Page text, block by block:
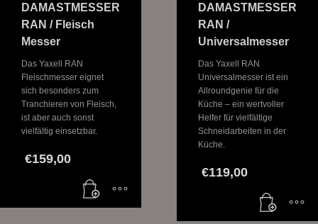
DAMASTMESSER
RAN / Fleisch
Messer
Das Yaxell RAN
Fleischmesser eignet
sich besonders zum
Tranchieren von Fleisch,
ist aber auch sonst
vielfältig einsetzbar.
€159,00
DAMASTMESSER
RAN /
Universalmesser
Das Yaxell RAN
Universalmesser ist ein
Allroundgenie für die
Küche – ein wertvoller
Helfer für vielfältige
Schneidarbeiten in der
Küche.
€119,00